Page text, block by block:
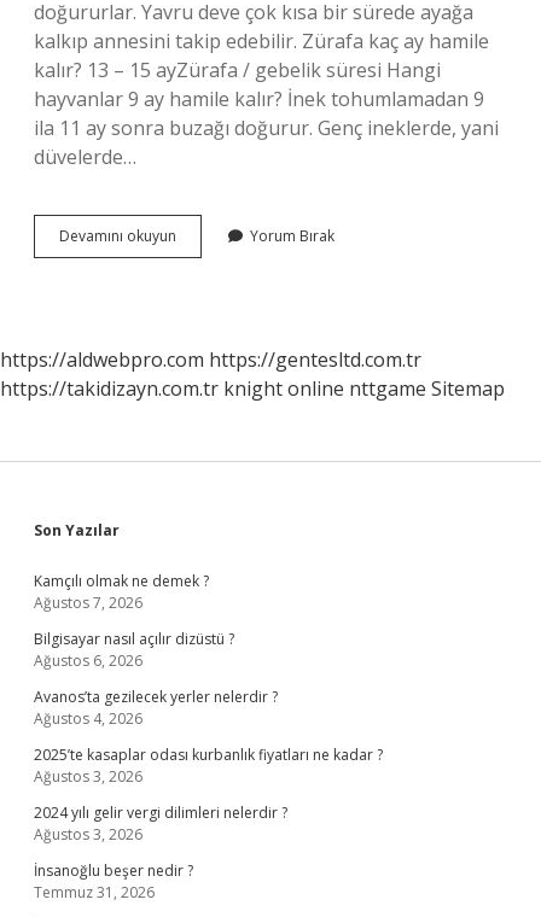
doğururlar. Yavru deve çok kısa bir sürede ayağa
kalkıp annesini takip edebilir. Zürafa kaç ay hamile
kalır? 13 – 15 ayZürafa / gebelik süresi Hangi
hayvanlar 9 ay hamile kalır? İnek tohumlamadan 9
ila 11 ay sonra buzağı doğurur. Genç ineklerde, yani
düvelerde…
Devamını okuyun
Hayvan
Yorum Bırak
https://aldwebpro.com https://gentesltd.com.tr
https://takidizayn.com.tr knight online nttgame Sitemap
Sidebar
Son Yazılar
Kamçılı olmak ne demek ?
Ağustos 7, 2026
Bilgisayar nasıl açılır dizüstü ?
Ağustos 6, 2026
Avanos’ta gezilecek yerler nelerdir ?
Ağustos 4, 2026
2025’te kasaplar odası kurbanlık fiyatları ne kadar ?
Ağustos 3, 2026
2024 yılı gelir vergi dilimleri nelerdir ?
Ağustos 3, 2026
İnsanoğlu beşer nedir ?
Temmuz 31, 2026